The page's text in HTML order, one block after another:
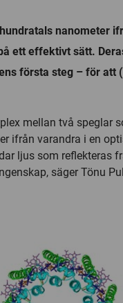
nanometer
ett effektivt sätt.
första steg – för att
mellan två speglar
ifrån varandra i en
ljus som reflekteras
säger Tönu